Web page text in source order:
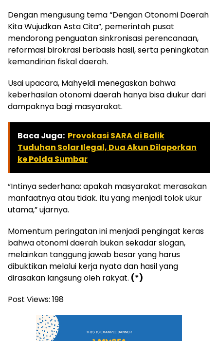
Dengan mengusung tema “Dengan Otonomi Daerah
Kita Wujudkan Asta Cita”, pemerintah pusat
mendorong penguatan sinkronisasi perencanaan,
reformasi birokrasi berbasis hasil, serta peningkatan
kemandirian fiskal daerah.
Usai upacara, Mahyeldi menegaskan bahwa
keberhasilan otonomi daerah hanya bisa diukur dari
dampaknya bagi masyarakat.
Baca Juga: Provokasi SARA di Balik
Tuduhan Solar Ilegal, Dua Akun Dilaporkan
ke Polda Sumbar
“Intinya sederhana: apakah masyarakat merasakan
manfaatnya atau tidak. Itu yang menjadi tolok ukur
utama,” ujarnya.
Momentum peringatan ini menjadi pengingat keras
bahwa otonomi daerah bukan sekadar slogan,
melainkan tanggung jawab besar yang harus
dibuktikan melalui kerja nyata dan hasil yang
dirasakan langsung oleh rakyat. (*)
Post Views: 198